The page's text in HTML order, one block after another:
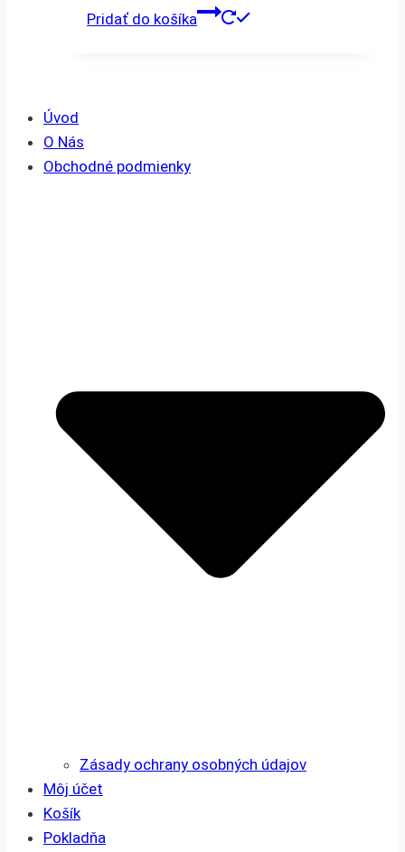
cena
cena
Pridať do košíka
Úvod
O Nás
Obchodné podmienky
Zásady ochrany osobných údajov
Môj účet
Košík
Pokladňa